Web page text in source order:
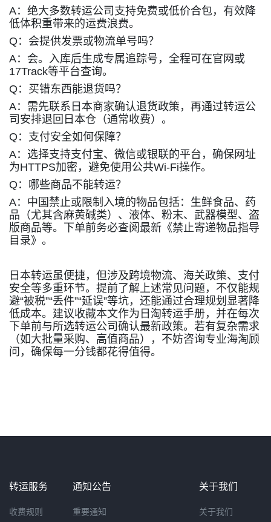
A：绝大多数转运公司支持免费或低价合包，有效降
低体积重带来的运费浪费。
Q ：会提供发票或物流单号吗？
A：会。入库后生成专属追踪号，全程可在官网或
17Track等平台查询。
Q ：买错东西能退货吗？
A：需先联系日本商家确认退货政策，再通过转运公
司安排退回日本仓（通常收费）。
Q ：支付安全如何保障？
A：选择支持支付宝、微信或银联的平台，确保网址
为HTTPS加密，避免使用公共Wi-Fi操作。
Q ：哪些商品不能转运？
A：中国禁止或限制入境的物品包括：生鲜食品、药
品（尤其含麻黄碱类）、液体、粉末、武器模型、盗
版商品等。下单前务必查阅最新《禁止寄递物品指导
目录》。
日本转运虽便捷，但涉及跨境物流、海关政策、支付
安全等多重环节。提前了解上述常见问题，不仅能规
避“被税”“丢件”“延误”等坑，还能通过合理规划显著降
低成本。建议收藏本文作为日淘转运手册，并在每次
下单前与所选转运公司确认最新政策。若有复杂需求
（如大批量采购、高值商品），不妨咨询专业海淘顾
问，确保每一分钱都花得值得。
转运服务
收费规则
通知公告
重要通知
关于我们
关于我们